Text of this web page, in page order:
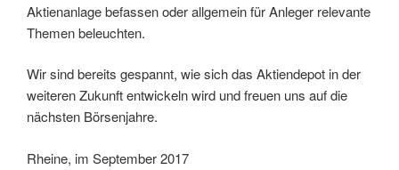
Aktienanlage befassen oder allgemein für Anleger relevante
Themen beleuchten.
Wir sind bereits gespannt, wie sich das Aktiendepot in der
weiteren Zukunft entwickeln wird und freuen uns auf die
nächsten Börsenjahre.
Rheine, im September 2017